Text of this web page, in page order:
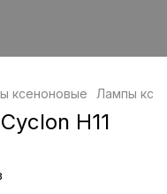
ксеноновые Лампы
H11